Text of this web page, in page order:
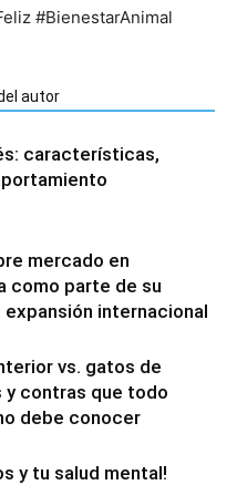
#BienestarAnimal
autor
características,
mercado en
como parte de su
internacional
vs. gatos de
y contras que todo
debe conocer
y tu salud mental!